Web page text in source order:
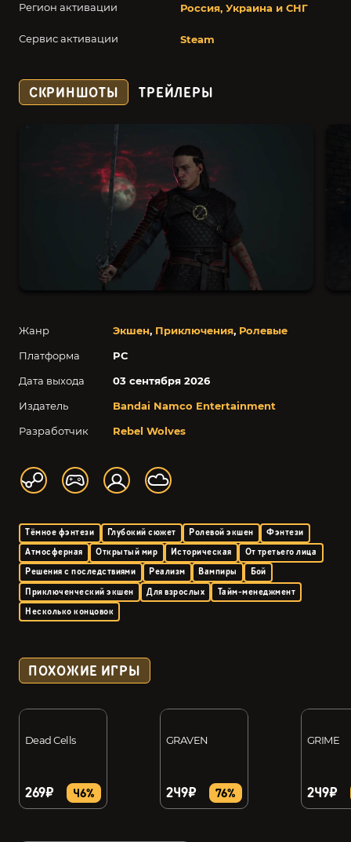
Регион активации Россия, Украина и СНГ
Сервис активации Steam
Жанр Экшен, Приключения, Ролевые
Платформа
PC
Дата выхода
03 сентября 2026
Издатель
Bandai Namco Entertainment
Разработчик
Rebel Wolves
Тёмное фэнтези Глубокий сюжет Ролевой экшен
Фэнтези
Атмосферная
Открытый мир Историческая
От третьего лица
Решения с последствиями
Реализм Вампиры
Бой
Приключенческий экшен
Для взрослых
Тайм-менеджмент
Несколько концовок
СКРИНШОТЫ ТРЕЙЛЕРЫ
ПОХОЖИЕ ИГРЫ
Dead Cells
269₽ 46%
GRAVEN
249₽ 76%
GRIME
249₽